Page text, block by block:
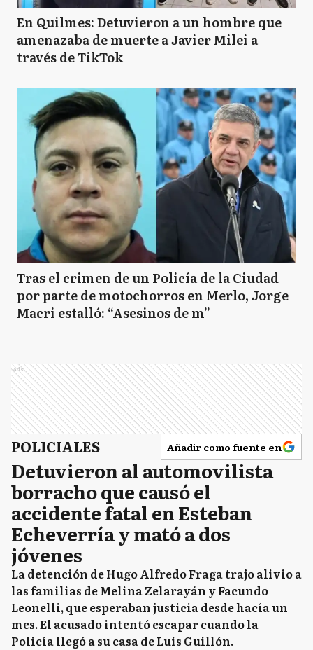
En Quilmes: Detuvieron a un hombre que
amenazaba de muerte a Javier Milei a
través de TikTok
Tras el crimen de un Policía de la Ciudad
por parte de motochorros en Merlo, Jorge
Macri estalló: “Asesinos de m”
Ads
POLICIALES Añadir como fuente en
Detuvieron al automovilista
borracho que causó el
accidente fatal en Esteban
Echeverría y mató a dos
jóvenes
La detención de Hugo Alfredo Fraga trajo alivio a
las familias de Melina Zelarayán y Facundo
Leonelli, que esperaban justicia desde hacía un
mes. El acusado intentó escapar cuando la
Policía llegó a su casa de Luis Guillón.